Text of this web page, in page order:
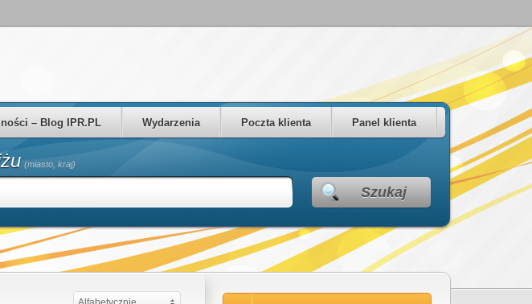
– Blog IPR.PL Wydarzenia Poczta klienta Panel klienta
(miasto, kraj)
Szukaj